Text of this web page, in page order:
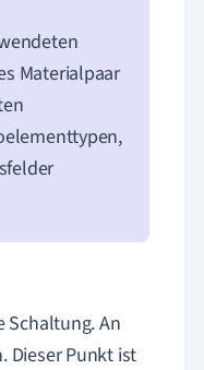
Materialpaar
Schaltung. An
Dieser Punkt ist